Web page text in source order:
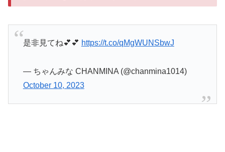
是非見てね💕💕 https://t.co/qMgWUNSbwJ
— ちゃんみな CHANMINA (@chanmina1014)
October 10, 2023